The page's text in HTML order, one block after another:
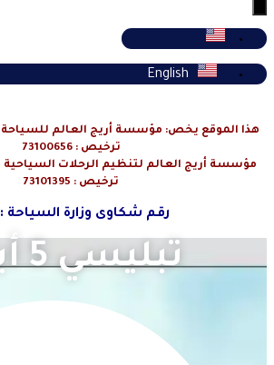
English
ترخيص : 73100656
ترخيص : 73101395
رقم شكاوى وزارة السياحة : 930
تبليسي 5 أيام